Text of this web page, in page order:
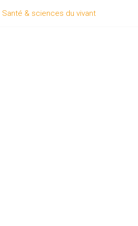
Santé & sciences du vivant